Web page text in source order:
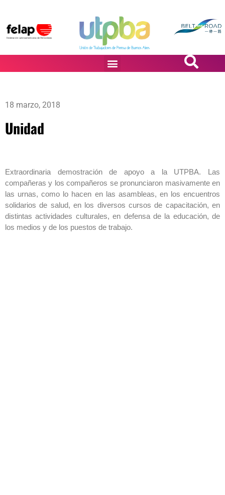
18 marzo, 2018
Unidad
Extraordinaria demostración de apoyo a la UTPBA. Las
compañeras y los compañeros se pronunciaron masivamente en
las urnas, como lo hacen en las asambleas, en los encuentros
solidarios de salud, en los diversos cursos de capacitación, en
distintas actividades culturales, en defensa de la educación, de
los medios y de los puestos de trabajo.